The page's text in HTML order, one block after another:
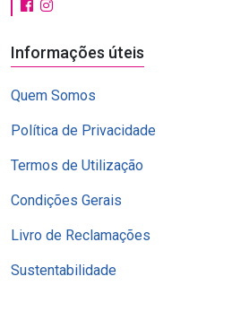
Informações úteis
Quem Somos
Política de Privacidade
Termos de Utilização
Condições Gerais
Livro de Reclamações
Sustentabilidade